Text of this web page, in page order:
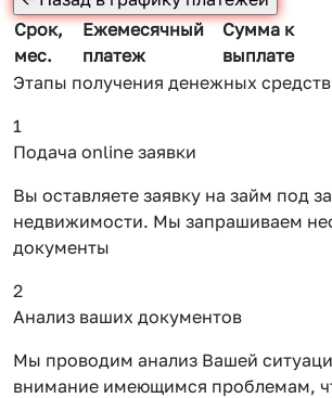
Срок,
мес.
Ежемесячный
платеж
Сумма к
выплате
Этапы получения денежных средств
1
Подача online заявки
Вы оставляете заявку на займ под
недвижимости. Мы запрашиваем
документы
2
Анализ ваших документов
Мы проводим анализ Вашей
внимание имеющимся проблемам,